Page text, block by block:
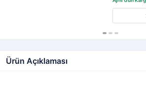
Ürün Açıklaması